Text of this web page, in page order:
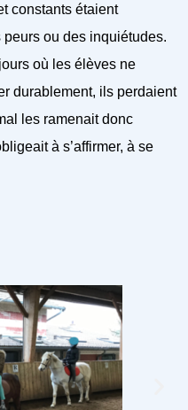
constants étaient
ou des inquiétudes.
où les élèves ne
durablement, ils perdaient
les ramenait donc
à s’affirmer, à se